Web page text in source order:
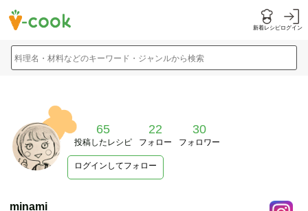
新着レシピログイン
料理名・材料などのキーワード・ジャンルから検索
65
投稿したレシピ
22
フォロー
30
フォロワー
ログインしてフォロー
minami